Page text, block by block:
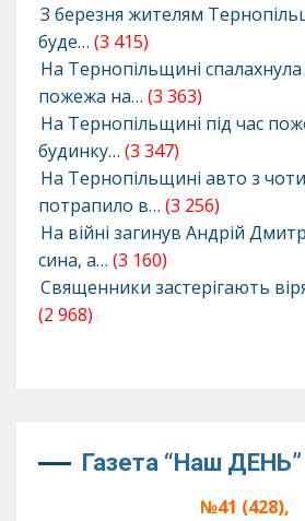
З березня жителям
буде… (3 415)
На Тернопільщині
пожежа на… (3 363)
На Тернопільщині під час
будинку… (3 347)
На Тернопільщині авто з
потрапило в… (3 256)
На війні загинув Андрій
сина, а… (3 160)
Священники застерігають
(2 968)
Газета “Наш
№41 (428),